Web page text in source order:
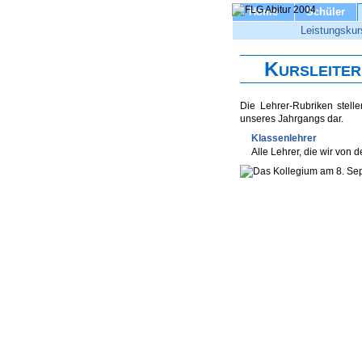
Home
Schüler
Kursleiter
Die Lehrer-Rubriken
unseres Jahrgangs dar.
Klassenlehrer
Alle Lehrer, die wir von